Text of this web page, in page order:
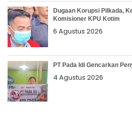
Dugaan Korupsi Pilkada,
Komisioner KPU Kotim
6 Agustus 2026
PT Pada Idi Gencarkan
4 Agustus 2026